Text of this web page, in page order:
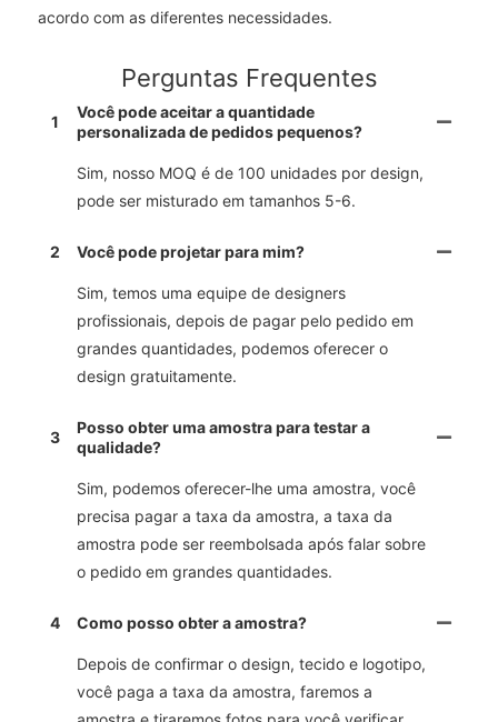
acordo com as diferentes necessidades.
Perguntas Frequentes
1
Você pode aceitar a quantidade
personalizada de pedidos pequenos?
Sim, nosso MOQ é de 100 unidades por design,
pode ser misturado em tamanhos 5-6.
2 Você pode projetar para mim?
Sim, temos uma equipe de designers
profissionais, depois de pagar pelo pedido em
grandes quantidades, podemos oferecer o
design gratuitamente.
3
Posso obter uma amostra para testar a
qualidade?
Sim, podemos oferecer-lhe uma amostra, você
precisa pagar a taxa da amostra, a taxa da
amostra pode ser reembolsada após falar sobre
o pedido em grandes quantidades.
4 Como posso obter a amostra?
Depois de confirmar o design, tecido e logotipo,
você paga a taxa da amostra, faremos a